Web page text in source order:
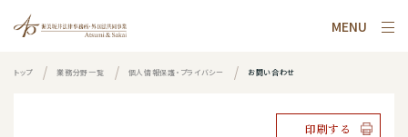
MENU
トップ 業務分野一覧 個人情報保護・プライバシー お問い合わせ
印刷する